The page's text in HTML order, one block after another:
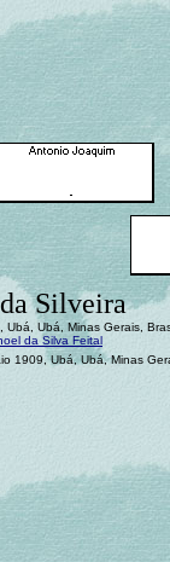
Silveira
Ubá, Ubá, Minas Gerais,
da Silva Feital
1909, Ubá, Ubá, Minas